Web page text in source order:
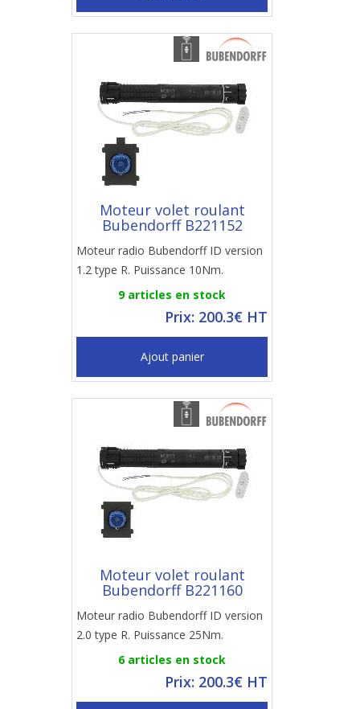
Moteur volet roulant
Bubendorff B221152
Moteur radio Bubendorff ID version
1.2 type R. Puissance 10Nm.
9 articles en stock
Prix: 200.3€ HT
Ajout panier
Moteur volet roulant
Bubendorff B221160
Moteur radio Bubendorff ID version
2.0 type R. Puissance 25Nm.
6 articles en stock
Prix: 200.3€ HT